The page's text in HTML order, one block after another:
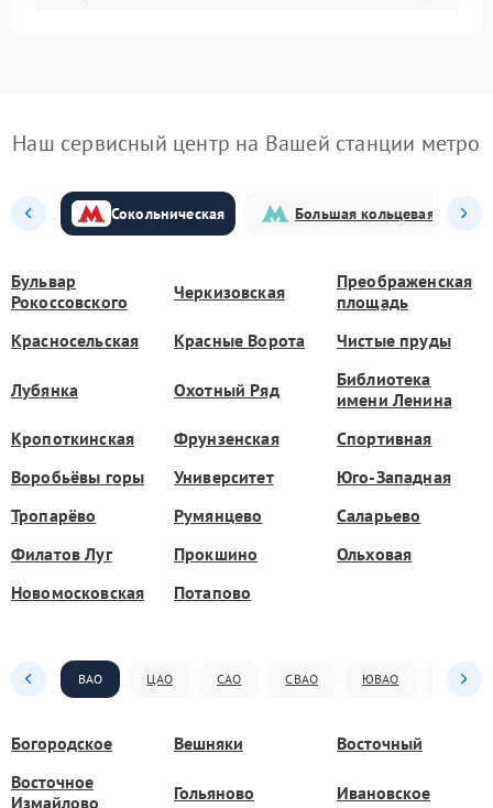
Наш сервисный центр на Вашей станции метро
Сокольническая Большая кольцевая
Бульвар
Рокоссовского
Черкизовская
Преображенская
площадь
Красносельская
Красные Ворота Чистые пруды
Лубянка Охотный Ряд
Библиотека
имени Ленина
Кропоткинская
Фрунзенская
Спортивная
Воробьёвы горы
Университет
Юго-Западная
Тропарёво
Румянцево
Саларьево
Филатов Луг
Прокшино
Ольховая
Новомосковская
Потапово
ВАО ЦАО САО СВАО ЮВАО ЮАО
Богородское Вешняки
Восточный
Восточное
Измайлово
Гольяново Ивановское